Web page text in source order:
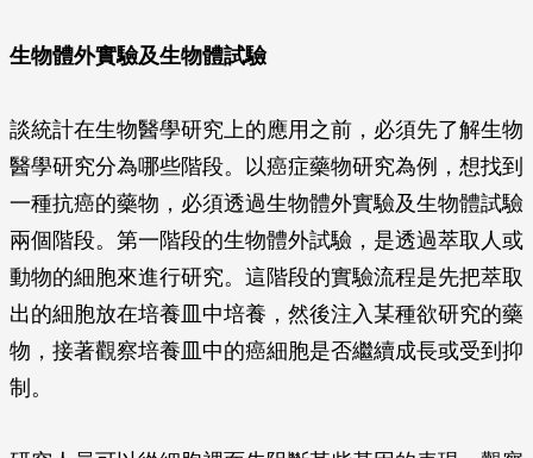
生物體外實驗及生物體試驗
談統計在生物醫學研究上的應用之前，必須先了解生物
醫學研究分為哪些階段。以癌症藥物研究為例，想找到
一種抗癌的藥物，必須透過生物體外實驗及生物體試驗
兩個階段。第一階段的生物體外試驗，是透過萃取人或
動物的細胞來進行研究。這階段的實驗流程是先把萃取
出的細胞放在培養皿中培養，然後注入某種欲研究的藥
物，接著觀察培養皿中的癌細胞是否繼續成長或受到抑
制。